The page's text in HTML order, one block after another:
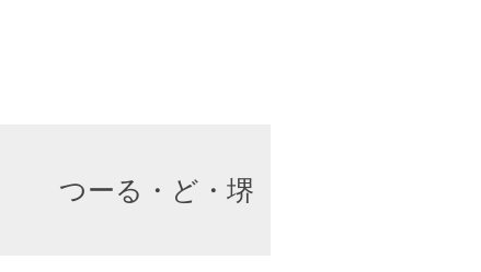
つーる・ど・堺